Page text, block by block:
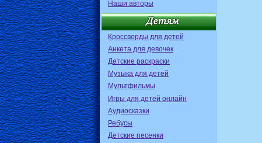
Наши авторы
Кроссворды для детей
Анкета для девочек
Детские раскраски
Музыка для детей
Мультфильмы
Игры для детей онлайн
Аудиосказки
Ребусы
Детские песенки